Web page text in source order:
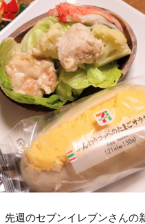
先週のセブンイレブンさんの